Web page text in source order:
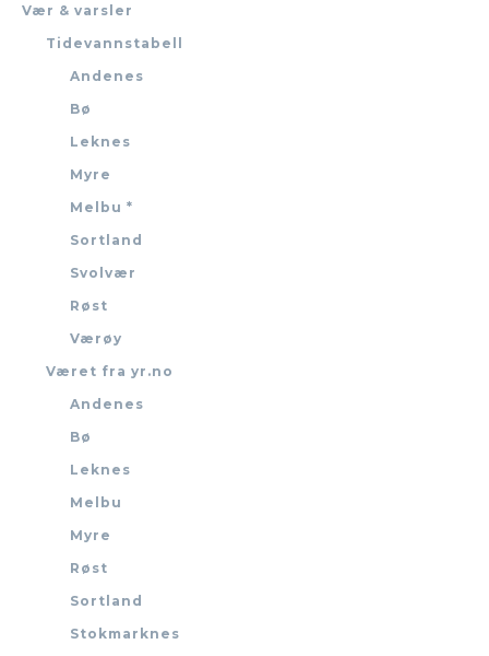
Vær & varsler
Tidevannstabell
Andenes
Bø
Leknes
Myre
Melbu *
Sortland
Svolvær
Røst
Værøy
Været fra yr.no
Andenes
Bø
Leknes
Melbu
Myre
Røst
Sortland
Stokmarknes